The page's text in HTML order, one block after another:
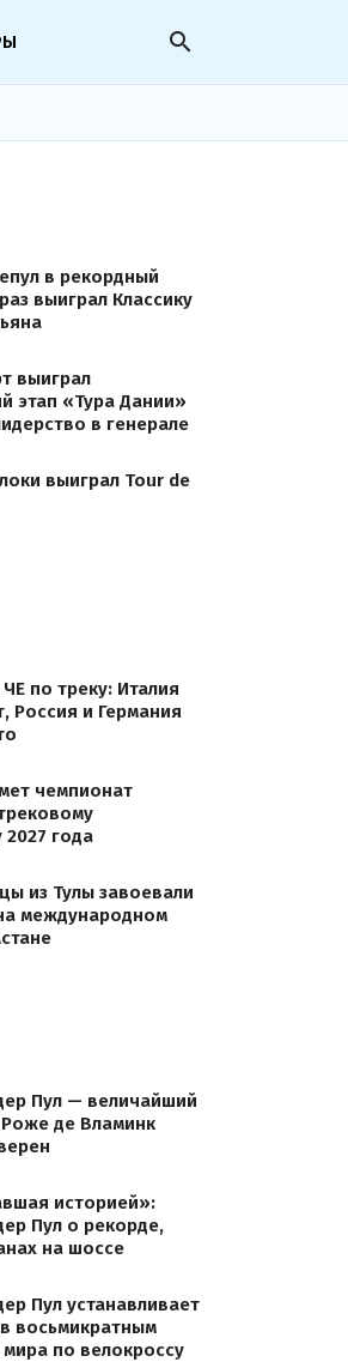
search
в рекордный
выиграл Классику
выиграл
этап «Тура Дании»
в генерале
выиграл Tour de
по треку: Италия
Россия и Германия
чемпионат
2027 года
из Тулы завоевали
международном
Пул — величайший
де Вламинк
историей»:
Пул о рекорде,
на шоссе
Пул устанавливает
восьмикратным
по велокроссу